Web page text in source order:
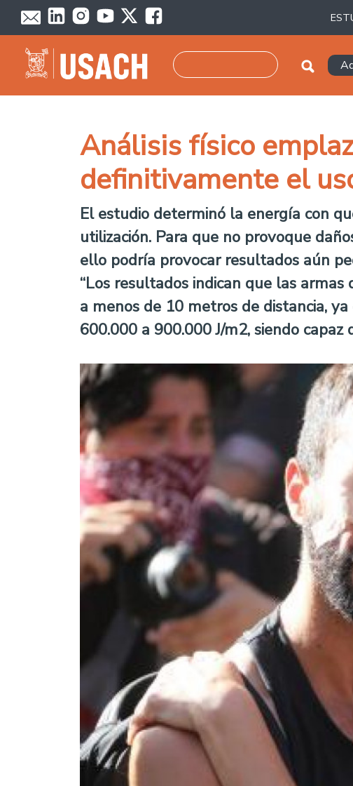
Pasar al contenido principal
Análisis físico
definitivamente el
El estudio determinó la energía con
utilización. Para que no provoque
ello podría provocar resultados aún
“Los resultados indican que las
a menos de 10 metros de distancia,
600.000 a 900.000 J/m2, siendo